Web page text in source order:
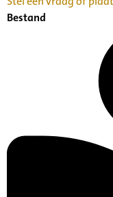
Bestand